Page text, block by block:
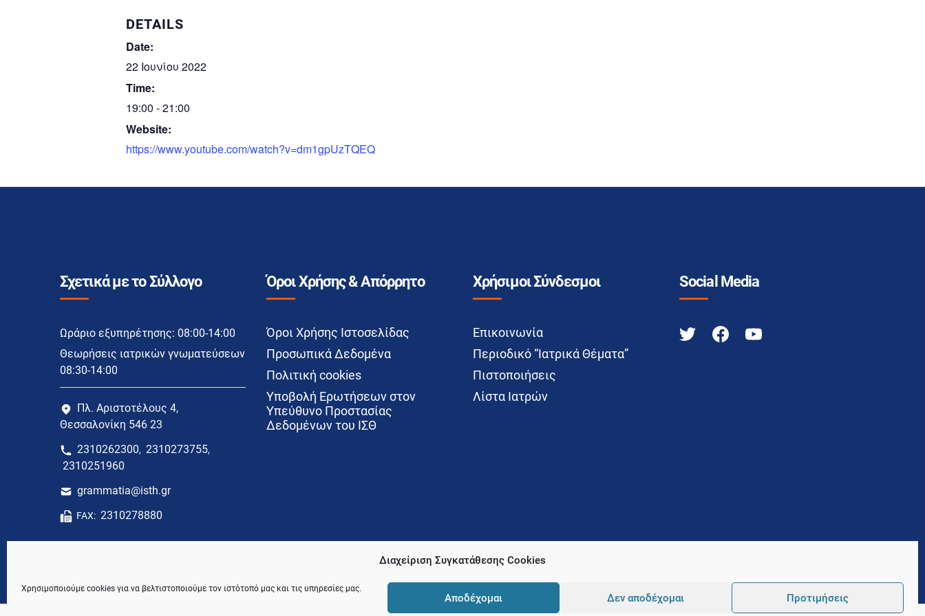
Διαχείριση Συγκατάθεσης Cookies
Χρησιμοποιούμε cookies για να βελτιστοποιούμε τον ιστότοπό μας και τις υπηρεσίες μας.
Αποδέχομαι Δεν αποδέχομαι Προτιμήσεις
DETAILS
Date:
22 Ιουνίου 2022
Time:
19:00 - 21:00
Website:
https://www.youtube.com/watch?v=dm1gpUzTQEQ
Σχετικά με το Σύλλογο
Ωράριο εξυπηρέτησης: 08:00-14:00
Θεωρήσεις ιατρικών γνωματεύσεων
08:30-14:00
Πλ. Αριστοτέλους 4,
Θεσσαλονίκη 546 23
2310262300, 2310273755,
2310251960
grammatia@isth.gr
FAX: 2310278880
Όροι Χρήσης & Απόρρητο
Όροι Χρήσης Ιστοσελίδας
Προσωπικά Δεδομένα
Πολιτική cookies
Υποβολή Ερωτήσεων στον
Υπεύθυνο Προστασίας
Δεδομένων του ΙΣΘ
Χρήσιμοι Σύνδεσμοι
Επικοινωνία
Περιοδικό “Ιατρικά Θέματα”
Πιστοποιήσεις
Λίστα Ιατρών
Social Media